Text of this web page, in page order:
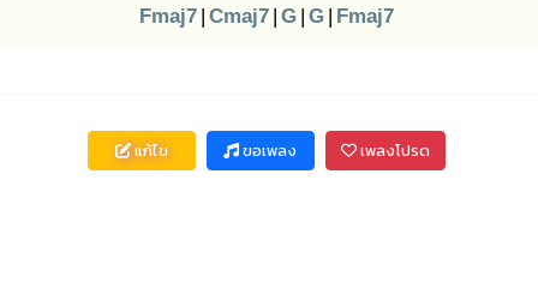
Fmaj7 | Cmaj7 | G | G | Fmaj7
แก้ไข ขอเพลง เพลงโปรด